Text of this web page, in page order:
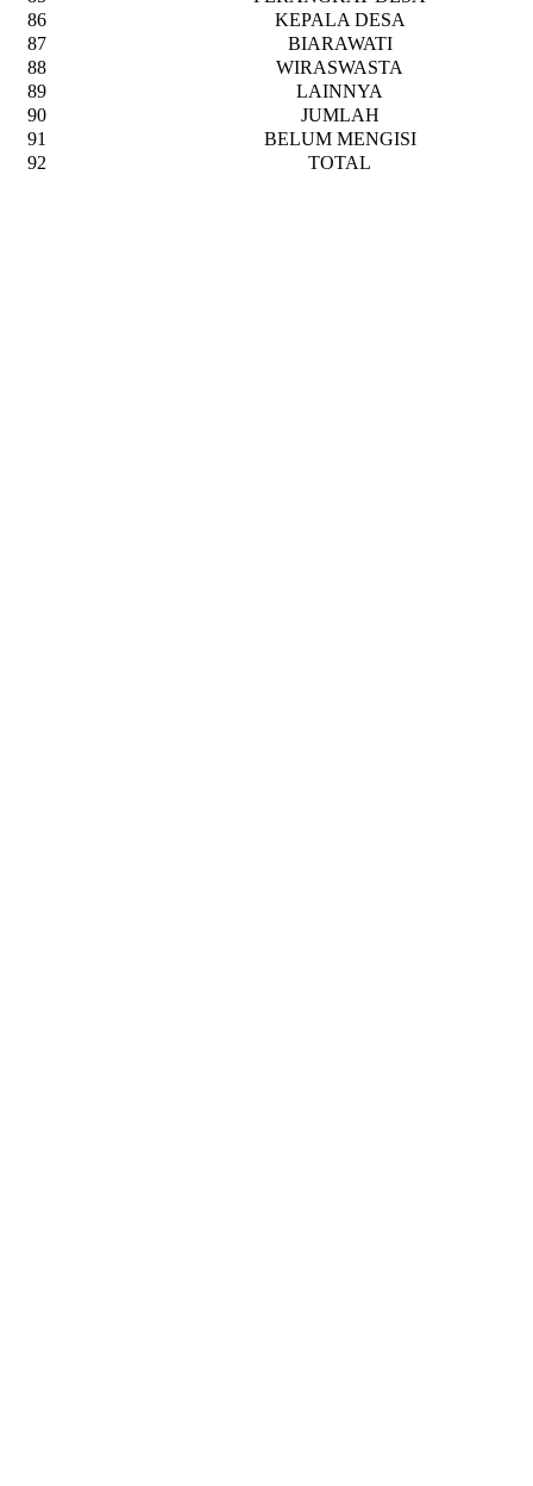
86
KEPALA DESA
87
BIARAWATI
88
WIRASWASTA
89
LAINNYA
90
JUMLAH
91
BELUM MENGISI
92
TOTAL